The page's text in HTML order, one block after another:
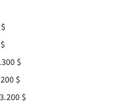
$
$
$